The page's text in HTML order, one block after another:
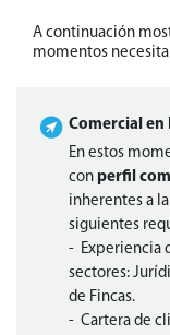
A continuación
momentos
Comercial
En estos
con perfil
inherentes a
siguientes
- Experiencia
sectores:
de Fincas.
- Cartera de